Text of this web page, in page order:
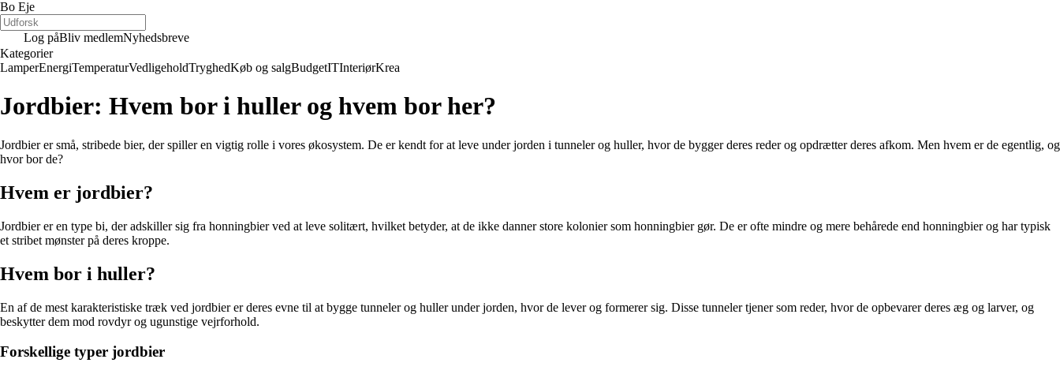
Bo Eje
Log påBliv medlemNyhedsbreve
Kategorier
LamperEnergiTemperaturVedligeholdTryghedKøb og salgBudgetITInteriørKrea
Jordbier: Hvem bor i huller og hvem bor her?
Jordbier er små, stribede bier, der spiller en vigtig rolle i vores økosystem. De er kendt for at leve under jorden i tunneler og huller, hvor de bygger deres reder og opdrætter deres afkom. Men hvem er de egentlig, og
hvor bor de?
Hvem er jordbier?
Jordbier er en type bi, der adskiller sig fra honningbier ved at leve solitært, hvilket betyder, at de ikke danner store kolonier som honningbier gør. De er ofte mindre og mere behårede end honningbier og har typisk
et stribet mønster på deres kroppe.
Hvem bor i huller?
En af de mest karakteristiske træk ved jordbier er deres evne til at bygge tunneler og huller under jorden, hvor de lever og formerer sig. Disse tunneler tjener som reder, hvor de opbevarer deres æg og larver, og
beskytter dem mod rovdyr og ugunstige vejrforhold.
Forskellige typer jordbier